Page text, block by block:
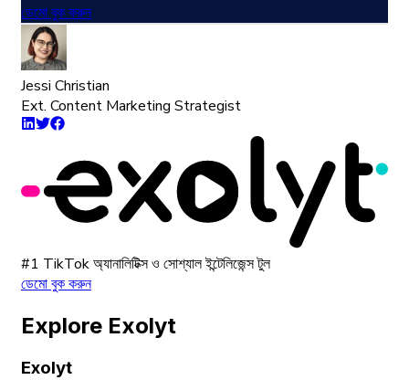
ডেমো বুক করুন
Jessi Christian
Ext. Content Marketing Strategist
#1 TikTok অ্যানালিটিক্স ও সোশ্যাল ইন্টেলিজেন্স টুল
ডেমো বুক করুন
Explore Exolyt
Exolyt